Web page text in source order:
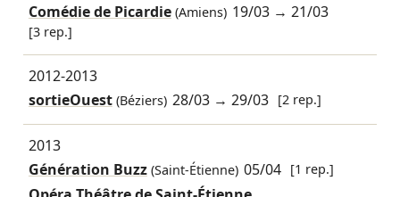
Comédie de Picardie(Amiens) 19/03 →21/03
[3 rep.]
2012-2013
sortieOuest(Béziers) 28/03 →29/03 [2 rep.]
2013
Génération Buzz(Saint-Étienne) 05/04 [1 rep.]